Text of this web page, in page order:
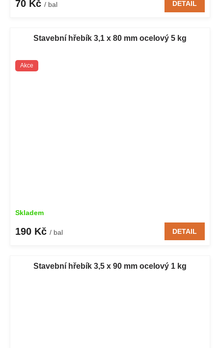
70 Kč / bal DETAIL
Stavební hřebík 3,1 x 80 mm ocelový 5 kg
Akce
Skladem
190 Kč / bal DETAIL
Stavební hřebík 3,5 x 90 mm ocelový 1 kg